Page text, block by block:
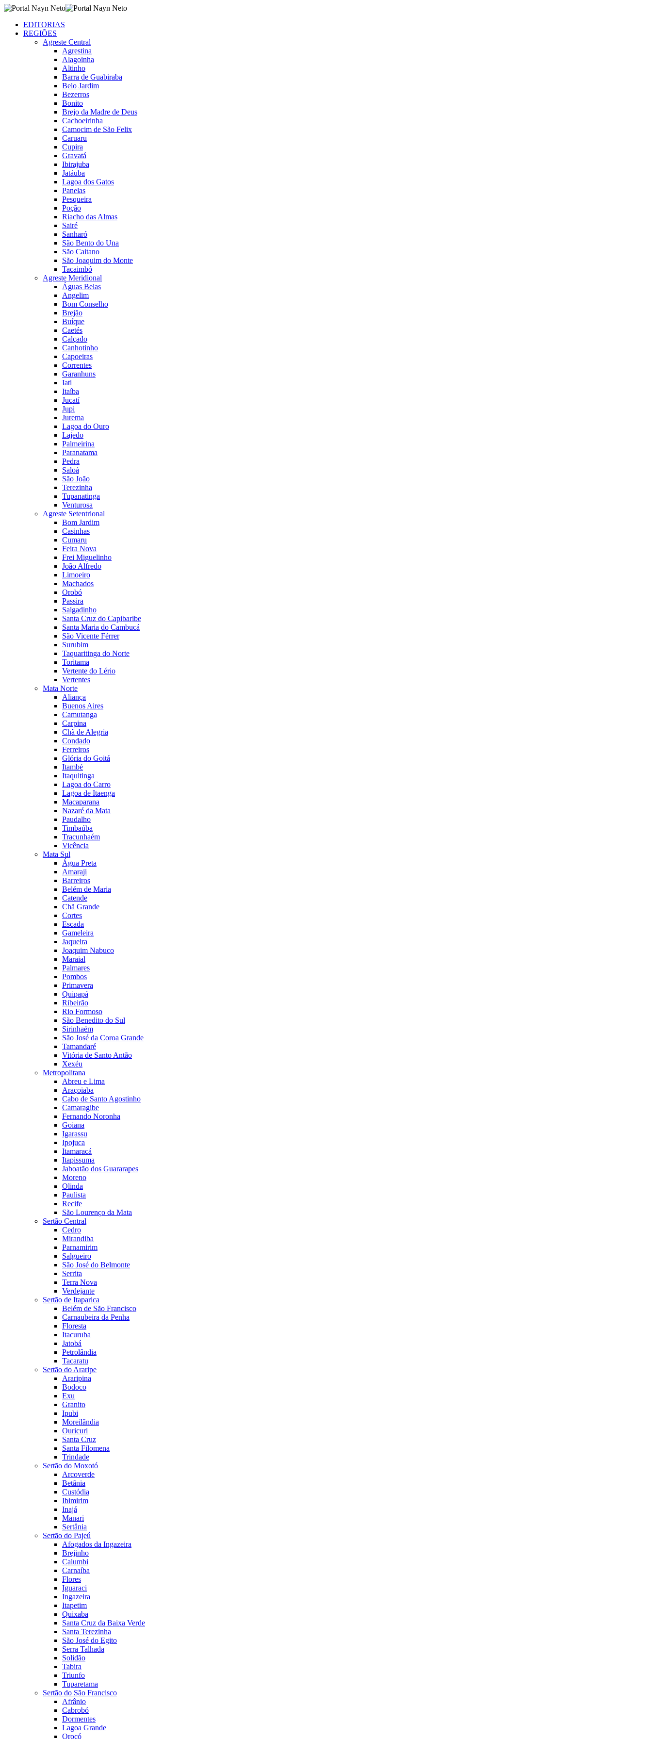
EDITORIAS
REGIÕES
Agreste Central
Agrestina
Alagoinha
Altinho
Barra de Guabiraba
Belo Jardim
Bezerros
Bonito
Brejo da Madre de Deus
Cachoeirinha
Camocim de São Felix
Caruaru
Cupira
Gravatá
Ibirajuba
Jatáuba
Lagoa dos Gatos
Panelas
Pesqueira
Poção
Riacho das Almas
Sairé
Sanharó
São Bento do Una
São Caitano
São Joaquim do Monte
Tacaimbó
Agreste Meridional
Águas Belas
Angelim
Bom Conselho
Brejão
Buíque
Caetés
Calçado
Canhotinho
Capoeiras
Correntes
Garanhuns
Iati
Itaíba
Jucatí
Jupi
Jurema
Lagoa do Ouro
Lajedo
Palmeirina
Paranatama
Pedra
Saloá
São João
Terezinha
Tupanatinga
Venturosa
Agreste Setentrional
Bom Jardim
Casinhas
Cumaru
Feira Nova
Frei Miguelinho
João Alfredo
Limoeiro
Machados
Orobó
Passira
Salgadinho
Santa Cruz do Capibaribe
Santa Maria do Cambucá
São Vicente Férrer
Surubim
Taquaritinga do Norte
Toritama
Vertente do Lério
Vertentes
Mata Norte
Aliança
Buenos Aires
Camutanga
Carpina
Chã de Alegria
Condado
Ferreiros
Glória do Goitá
Itambé
Itaquitinga
Lagoa do Carro
Lagoa de Itaenga
Macaparana
Nazaré da Mata
Paudalho
Timbaúba
Tracunhaém
Vicência
Mata Sul
Água Preta
Amaraji
Barreiros
Belém de Maria
Catende
Chã Grande
Cortes
Escada
Gameleira
Jaqueira
Joaquim Nabuco
Maraial
Palmares
Pombos
Primavera
Quipapá
Ribeirão
Rio Formoso
São Benedito do Sul
Sirinhaém
São José da Coroa Grande
Tamandaré
Vitória de Santo Antão
Xexéu
Metropolitana
Abreu e Lima
Araçoiaba
Cabo de Santo Agostinho
Camaragibe
Fernando Noronha
Goiana
Igarassu
Ipojuca
Itamaracá
Itapissuma
Jaboatão dos Guararapes
Moreno
Olinda
Paulista
Recife
São Lourenço da Mata
Sertão Central
Cedro
Mirandiba
Parnamirim
Salgueiro
São José do Belmonte
Serrita
Terra Nova
Verdejante
Sertão de Itaparica
Belém de São Francisco
Carnaubeira da Penha
Floresta
Itacuruba
Jatobá
Petrolândia
Tacaratu
Sertão do Araripe
Araripina
Bodoco
Exu
Granito
Ipubi
Moreilândia
Ouricuri
Santa Cruz
Santa Filomena
Trindade
Sertão do Moxotó
Arcoverde
Betânia
Custódia
Ibimirim
Inajá
Manari
Sertânia
Sertão do Pajeú
Afogados da Ingazeira
Brejinho
Calumbi
Carnaíba
Flores
Iguaraci
Ingazeira
Itapetim
Quixaba
Santa Cruz da Baixa Verde
Santa Terezinha
São José do Egito
Serra Talhada
Solidão
Tabira
Triunfo
Tuparetama
Sertão do São Francisco
Afrânio
Cabrobó
Dormentes
Lagoa Grande
Orocó